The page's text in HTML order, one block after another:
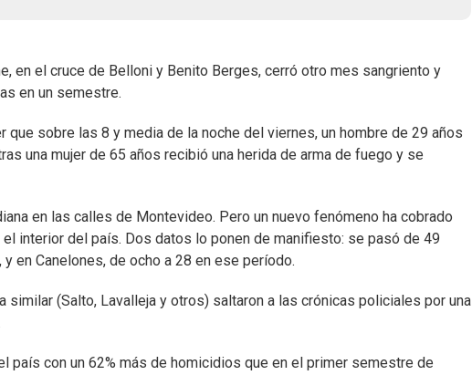
en el cruce de Belloni y Benito Berges, cerró otro mes sangriento y
en un semestre.
sobre las 8 y media de la noche del viernes, un hombre de 29 años
una mujer de 65 años recibió una herida de arma de fuego y se
en las calles de Montevideo. Pero un nuevo fenómeno ha cobrado
interior del país. Dos datos lo ponen de manifiesto: se pasó de 49
en Canelones, de ocho a 28 en ese período.
similar (Salto, Lavalleja y otros) saltaron a las crónicas policiales por una
país con un 62% más de homicidios que en el primer semestre de